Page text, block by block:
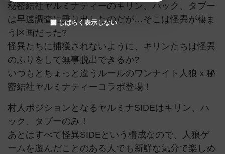
秘密結社ヤルミナティーのキリン、ハック、タブー
は早速調査に乗り出したのだが…そこは怪異が棲ま
う区画だった?
怪異たちに捕獲されないように、キリンたちは怪異
のふりをして無事脱出できるか?
いつもとちょっと違うルールのワンナイト人狼ｘ秘
密結社ヤルミナティーコラボ登場！
村人ポジションとなるヤルミナSIDEはキリン、ハ
ック、タブーのみ！
あとはすべて怪異SIDEという構成なので、人狼ゲ
ームを遊んだことのある人でも新鮮な気分で楽しめ
しばらく表示しない